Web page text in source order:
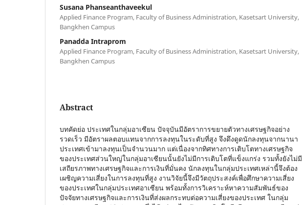
Susana Phanseanthaveekul
Applied Finance Program, Faculty of Business Administration, Kasetsart University,
Bangkhen Campus
Panadda Intraprom
Applied Finance Program, Faculty of Business Administration, Kasetsart University,
Bangkhen Campus
Abstract
บทคัดย่อ ประเทศในกลุ่มอาเซียน ปัจจุบันมีอัตราการขยายตัวทางเศรษฐกิจอย่าง
รวดเร็ว มีอัตราผลตอบแทนจากการลงทุนในระดับที่สูง จึงดึงดูดนักลงทุนจากนานา
ประเทศเข้ามาลงทุนเป็นจำนวนมาก แต่เนื่องจากทิศทางการเติบโตทางเศรษฐกิจ
ของประเทศส่วนใหญ่ในกลุ่มอาเซียนนั้นยังไม่มีการเติบโตที่แข็งแกร่ง รวมทั้งยังไม่มี
เสถียรภาพทางเศรษฐกิจและการเงินที่มั่นคง นักลงทุนในกลุ่มประเทศเหล่านี้จึงต้อง
เผชิญความเสี่ยงในการลงทุนที่สูง งานวิจัยนี้จึงมีวัตถุประสงค์เพื่อศึกษาความเสี่ยง
ของประเทศในกลุ่มประเทศอาเซียน พร้อมทั้งการวิเคราะห์หาความสัมพันธ์ของ
ปัจจัยทางเศรษฐกิจและการเงินที่ส่งผลกระทบต่อความเสี่ยงของประเทศ ในกลุ่ม